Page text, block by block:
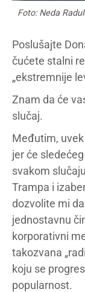
Foto: Neda
Poslušajte
čućete stalni
„ekstremnije
Znam da će
slučaj.
Međutim,
jer će
svakom
Trampa i
dozvolite mi
jednostavnu
korporativni
takozvana
koju se
popularnost.